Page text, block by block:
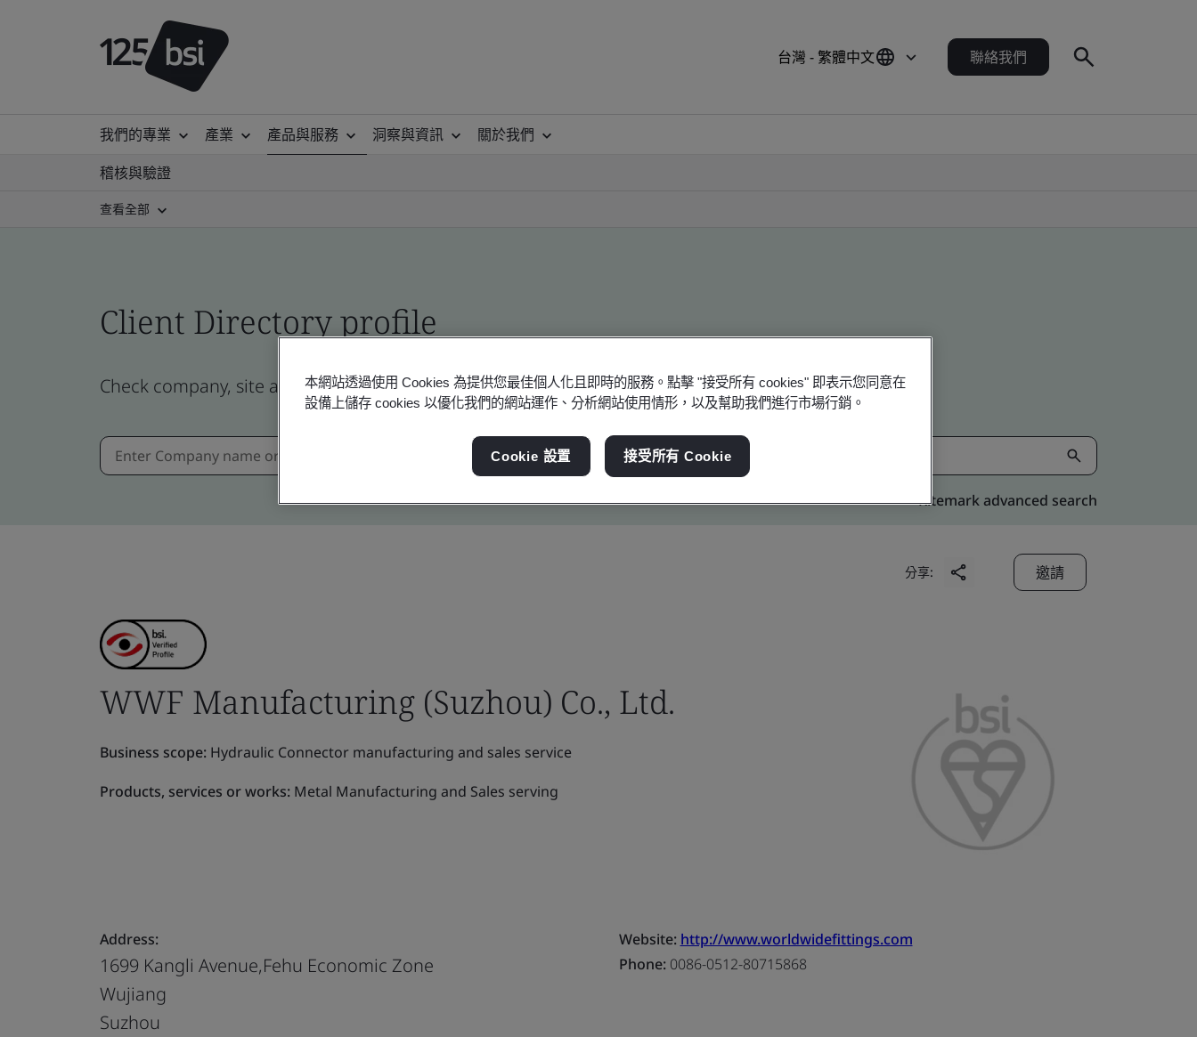
台灣 - 繁體中文 聯絡我們
我們的專業 產業 產品與服務 洞察與資訊
關於我們
稽核與驗證
查看全部
Client Directory profile
Check company, site and product certificates - Validation and Verification
Kitemark advanced search
分享: 邀請
WWF Manufacturing (Suzhou) Co., Ltd.
Business scope: Hydraulic Connector manufacturing and sales service
Products, services or works: Metal Manufacturing and Sales serving
Address:
1699 Kangli Avenue,Fehu Economic Zone
Wujiang
Suzhou
Website: http://www.worldwidefittings.com
Phone:0086-0512-80715868
本網站透過使用 Cookies 為提供您最佳個人化且即時的服務。點擊 "接受所有 cookies" 即表示您同意在
設備上儲存 cookies 以優化我們的網站運作、分析網站使用情形，以及幫助我們進行市場行銷。
Cookie 設置 接受所有 Cookie